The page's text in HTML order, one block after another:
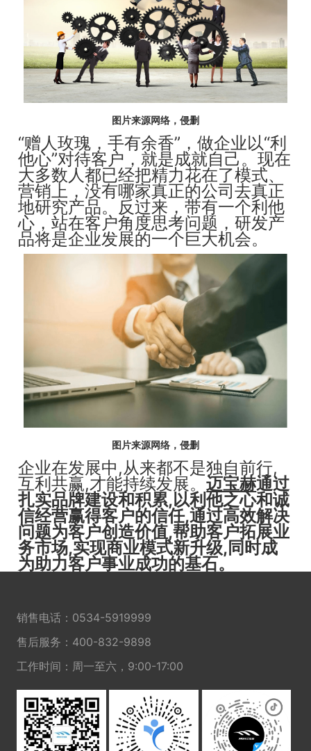
图片来源网络，侵删
“赠人玫瑰，手有余香”，做企业以“利
他心”对待客户，就是成就自己。现在
大多数人都已经把精力花在了模式、
营销上，没有哪家真正的公司去真正
地研究产品。反过来，带有一个利他
心，站在客户角度思考问题，研发产
品将是企业发展的一个巨大机会。
图片来源网络，侵删
企业在发展中,从来都不是独自前行,
互利共赢,才能持续发展。迈宝赫通过
扎实品牌建设和积累,以利他之心和诚
信经营赢得客户的信任,通过高效解决
问题为客户创造价值,帮助客户拓展业
务市场,实现商业模式新升级,同时成
为助力客户事业成功的基石。
销售电话： 0534-5919999
售后服务： 400-832-9898
工作时间：周一至六，9:00-17:00